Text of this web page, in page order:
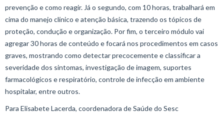
prevenção e como reagir. Já o segundo, com 10 horas, trabalhará em
cima do manejo clínico e atenção básica, trazendo os tópicos de
proteção, condução e organização. Por fim, o terceiro módulo vai
agregar 30 horas de conteúdo e focará nos procedimentos em casos
graves, mostrando como detectar precocemente e classificar a
severidade dos sintomas, investigação de imagem, suportes
farmacológicos e respiratório, controle de infecção em ambiente
hospitalar, entre outros.
Para Elisabete Lacerda, coordenadora de Saúde do Sesc